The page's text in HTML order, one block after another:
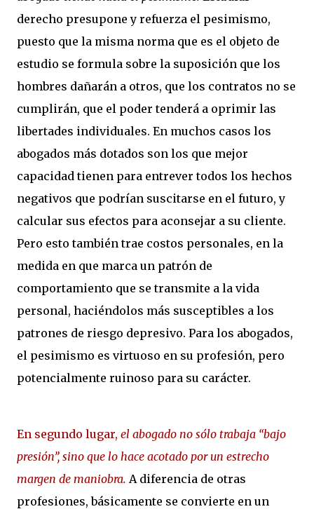
derecho presupone y refuerza el pesimismo,
puesto que la misma norma que es el objeto de
estudio se formula sobre la suposición que los
hombres dañarán a otros, que los contratos no se
cumplirán, que el poder tenderá a oprimir las
libertades individuales. En muchos casos los
abogados más dotados son los que mejor
capacidad tienen para entrever todos los hechos
negativos que podrían suscitarse en el futuro, y
calcular sus efectos para aconsejar a su cliente.
Pero esto también trae costos personales, en la
medida en que marca un patrón de
comportamiento que se transmite a la vida
personal, haciéndolos más susceptibles a los
patrones de riesgo depresivo. Para los abogados,
el pesimismo es virtuoso en su profesión, pero
potencialmente ruinoso para su carácter.
En segundo lugar, el abogado no sólo trabaja “bajo
presión”, sino que lo hace acotado por un estrecho
margen de maniobra. A diferencia de otras
profesiones, básicamente se convierte en un